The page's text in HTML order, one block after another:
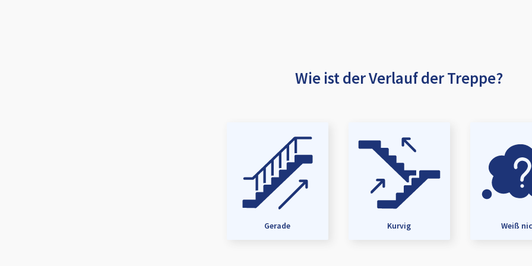
Wie ist der Verlauf der Treppe?
Gerade Kurvig Weiß